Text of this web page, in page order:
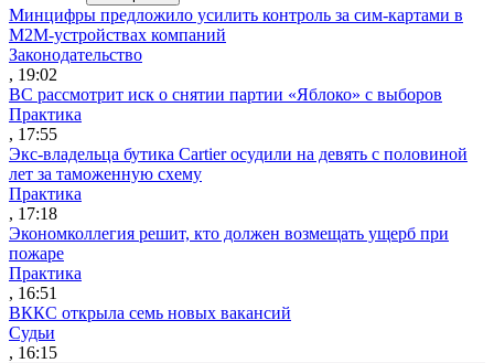
Минцифры предложило усилить контроль за сим-картами в
M2M-устройствах компаний
Законодательство
, 19:02
ВС рассмотрит иск о снятии партии «Яблоко» с выборов
Практика
, 17:55
Экс-владельца бутика Cartier осудили на девять с половиной
лет за таможенную схему
Практика
, 17:18
Экономколлегия решит, кто должен возмещать ущерб при
пожаре
Практика
, 16:51
ВККС открыла семь новых вакансий
Судьи
, 16:15